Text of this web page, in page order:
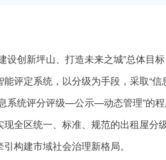
创新坪山、打造未来之城”总体目
评定系统，以分级为手段，采取“信
系统评分评级—公示—动态管理”的
全区统一、标准、规范的出租屋分
构建市域社会治理新格局。